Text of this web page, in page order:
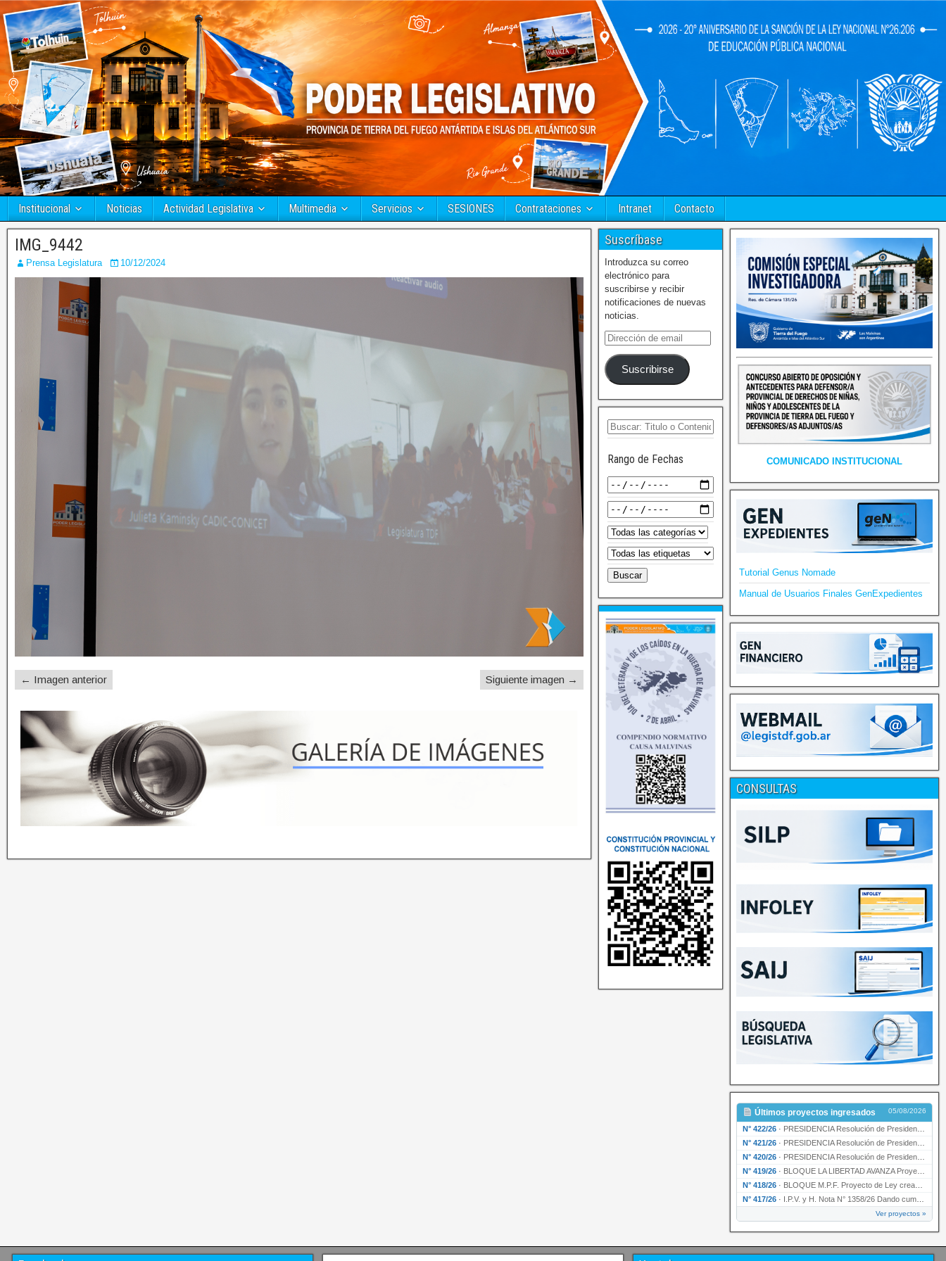
Institucional Noticias Actividad Legislativa Multimedia Servicios SESIONES Contrataciones Intranet Contacto
IMG_9442
Prensa Legislatura 10/12/2024
← Imagen anterior Siguiente imagen →
Suscríbase
Introduzca su correo
electrónico para
suscribirse y recibir
notificaciones de nuevas
noticias.
Suscribirse
Rango de Fechas COMUNICADO INSTITUCIONAL
Tutorial Genus Nomade
Manual de Usuarios Finales GenExpedientes
CONSULTAS
Últimos proyectos ingresados 05/08/2026
N° 422/26 · PRESIDENCIA Resolución de Presidencia N° 200/26 para su ratificación.
N° 421/26 · PRESIDENCIA Resolución de Presidencia N° 199/26 para su ratificación.
N° 420/26 · PRESIDENCIA Resolución de Presidencia N° 198/26 para su ratificación.
N° 419/26 · BLOQUE LA LIBERTAD AVANZA Proyecto de Ley declarando la esencialidad del servicio educativ…
N° 418/26 · BLOQUE M.P.F. Proyecto de Ley creando el Ente Único Regulador de servicios públicos de la …
N° 417/26 · I.P.V. y H. Nota N° 1358/26 Dando cumplimiento al artículo 29 de la Ley provincial N° 1399…
Ver proyectos »